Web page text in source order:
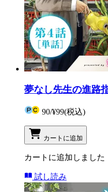
夢なし先生の進路
90/¥99(税込)
カートに追加
カートに追加しました
試し読み